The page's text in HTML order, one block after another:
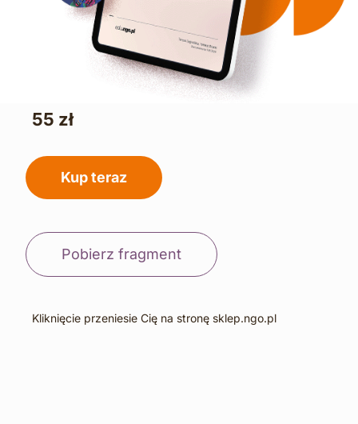
55 zł
Kup teraz
Pobierz fragment
Kliknięcie przeniesie Cię na stronę sklep.ngo.pl